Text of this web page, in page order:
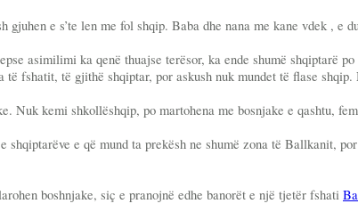
e s’te len me fol shqip. Baba dhe nana me kane vdek , e
asimilimi ka qenë thuajse terësor, ka ende shumë shqiptarë
fshatit, të gjithë shqiptar, por askush nuk mundet të flase
Nuk kemi shkollëshqip, po martohena me bosnjake e qashtu,
e që mund ta prekësh ne shumë zona të Ballkanit,
boshnjake, siç e pranojnë edhe banorët e një tjetër fshati